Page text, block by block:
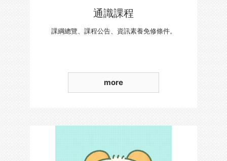
通識課程
課綱總覽、課程公告、資訊素養免修條件。
more